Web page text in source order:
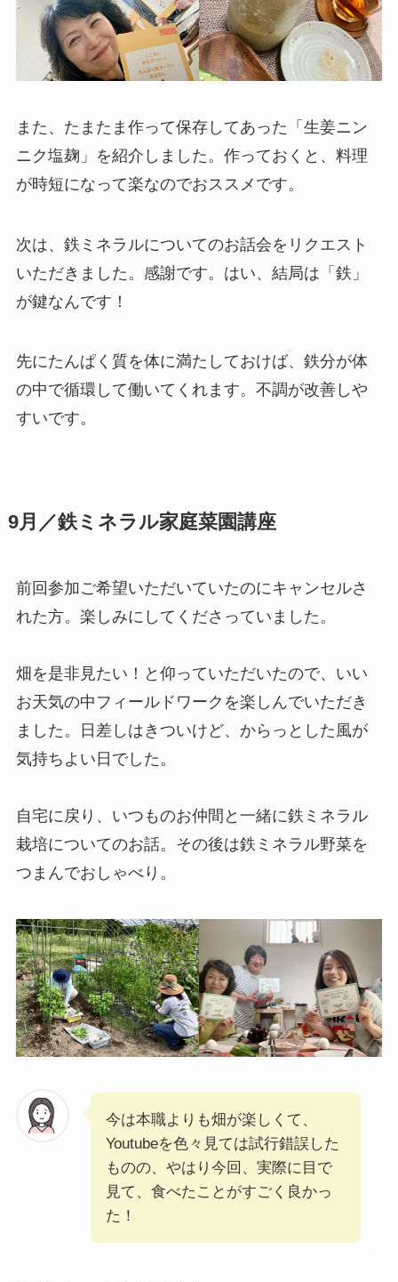
また、たまたま作って保存してあった「生姜ニン
ニク塩麹」を紹介しました。作っておくと、料理
が時短になって楽なのでおススメです。
次は、鉄ミネラルについてのお話会をリクエスト
いただきました。感謝です。はい、結局は「鉄」
が鍵なんです！
先にたんぱく質を体に満たしておけば、鉄分が体
の中で循環して働いてくれます。不調が改善しや
すいです。
9月／鉄ミネラル家庭菜園講座
前回参加ご希望いただいていたのにキャンセルさ
れた方。楽しみにしてくださっていました。
畑を是非見たい！と仰っていただいたので、いい
お天気の中フィールドワークを楽しんでいただき
ました。日差しはきついけど、からっとした風が
気持ちよい日でした。
自宅に戻り、いつものお仲間と一緒に鉄ミネラル
栽培についてのお話。その後は鉄ミネラル野菜を
つまんでおしゃべり。
今は本職よりも畑が楽しくて、
Youtubeを色々見ては試行錯誤した
ものの、やはり今回、実際に目で
見て、食べたことがすごく良かっ
た！